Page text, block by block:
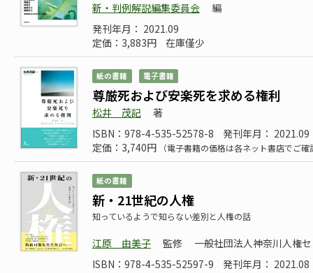
新・判例解説編集委員会
編
発刊年月： 2021.09
定価：3,883円
在庫僅少
紙の書籍 電子書籍
尊厳死および安楽死を求める権利
松井 茂記
著
ISBN：978-4-535-52578-8
発刊年月： 2021.09
定価：3,740円
（電子書籍の価格は各ネット書店でご
紙の書籍
新・21世紀の人権
知っているようで知らない差別と人権の話
江原 由美子 監修
一般社団法人神奈川人権
ISBN：978-4-535-52597-9
発刊年月： 2021.08